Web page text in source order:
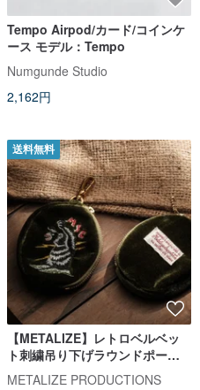
Tempo Airpod/カード/コインケ
ース モデル：Tempo
Numgunde Studio
2,162円
送料無料
【METALIZE】レトロベルベッ
ト刺繍吊り下げラウンドポーチ -
台湾ツキノワグマ
METALIZE PRODUCTIONS